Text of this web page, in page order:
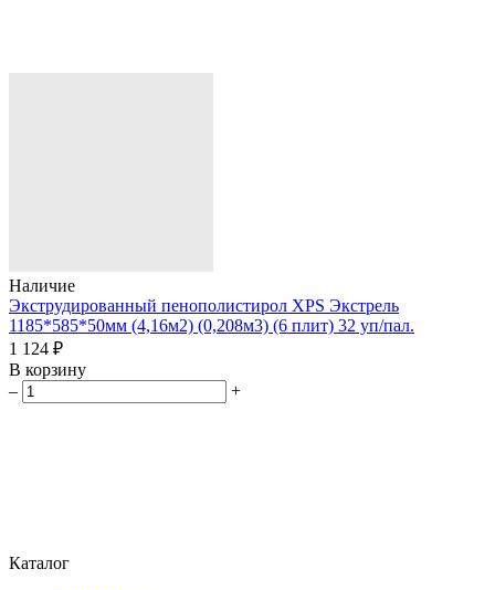
Наличие
Экструдированный пенополистирол XPS Экстрель
1185*585*50мм (4,16м2) (0,208м3) (6 плит) 32 уп/пал.
1 124 ₽
В корзину
–
+
Каталог